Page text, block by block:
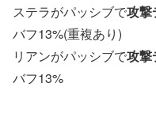
ステラがパッシブで攻撃
バフ13%(重複あり)
リアンがパッシブで攻撃
バフ13%